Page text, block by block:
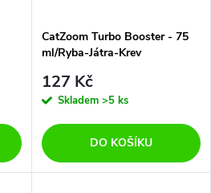
CatZoom Turbo Booster - 75
ml/Ryba-Játra-Krev
127 Kč
Skladem >5 ks
DO KOŠÍKU